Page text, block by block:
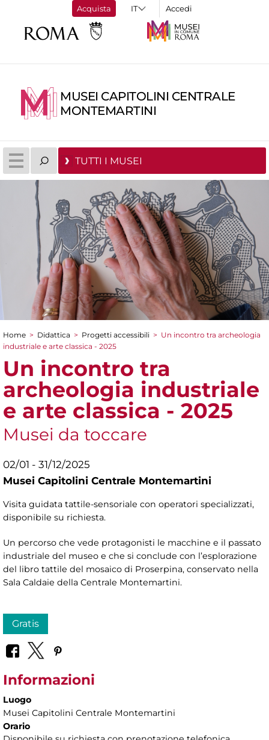
Acquista Accedi
MUSEI CAPITOLINI CENTRALE
MONTEMARTINI
TUTTI I MUSEI
Tu sei qui
Home > Didattica > Progetti accessibili > Un incontro tra archeologia
industriale e arte classica - 2025
Un incontro tra
archeologia industriale
e arte classica - 2025
Musei da toccare
02/01 - 31/12/2025
Musei Capitolini Centrale Montemartini
Visita guidata tattile-sensoriale con operatori specializzati,
disponibile su richiesta.
Un percorso che vede protagonisti le macchine e il passato
industriale del museo e che si conclude con l’esplorazione
del libro tattile del mosaico di Proserpina, conservato nella
Sala Caldaie della Centrale Montemartini.
Gratis
Informazioni
Luogo
Musei Capitolini Centrale Montemartini
Orario